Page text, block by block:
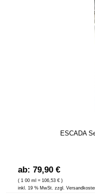
ESCADA
ab: 79,90 €
( 1 00 ml = 106,53 € )
inkl. 19 % MwSt. zzgl.